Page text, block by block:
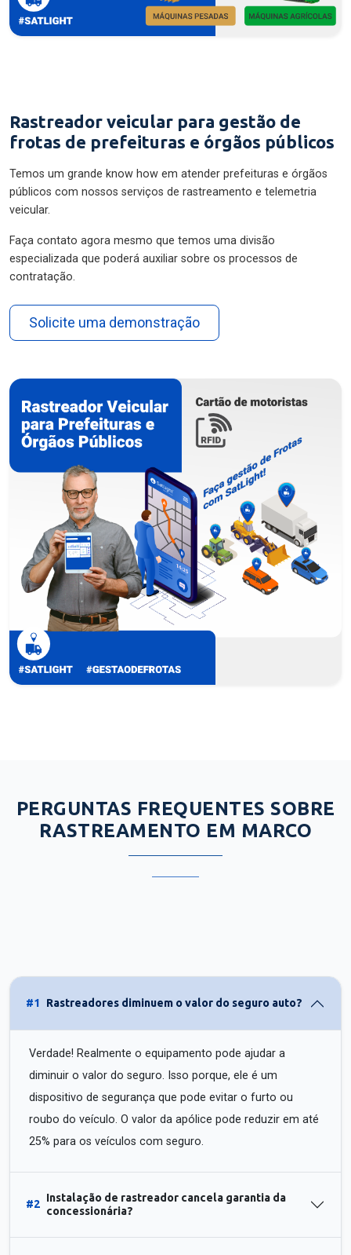
Rastreador veicular para gestão de
frotas de prefeituras e órgãos públicos
Temos um grande know how em atender prefeituras e órgãos
públicos com nossos serviços de rastreamento e telemetria
veicular.
Faça contato agora mesmo que temos uma divisão
especializada que poderá auxiliar sobre os processos de
contratação.
Solicite uma demonstração
PERGUNTAS FREQUENTES SOBRE
RASTREAMENTO EM MARCO
#1 Rastreadores diminuem o valor do seguro auto?
Verdade! Realmente o equipamento pode ajudar a
diminuir o valor do seguro. Isso porque, ele é um
dispositivo de segurança que pode evitar o furto ou
roubo do veículo. O valor da apólice pode reduzir em até
25% para os veículos com seguro.
#2
Instalação de rastreador cancela garantia da
concessionária?